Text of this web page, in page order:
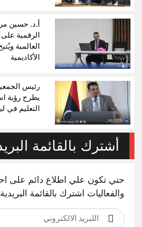
أ.د. حسين
الرقمية
العالمية
الأكاديمية
رئيس
يطرح رؤية
التعليم في
أشترك بالقائمة
حتي تكون علي اطلاع دائم على
والفعاليات اشترك بالقائمة البريدية